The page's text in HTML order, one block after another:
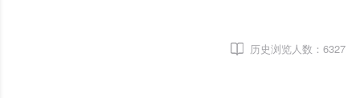
历史浏览人数： 6327